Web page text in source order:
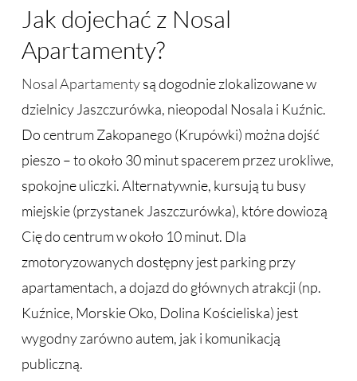
Jak dojechać z Nosal
Apartamenty?
Nosal Apartamentysą dogodnie zlokalizowane w
dzielnicy Jaszczurówka, nieopodal Nosala i Kuźnic.
Do centrum Zakopanego (Krupówki) można dojść
pieszo – to około 30 minut spacerem przez urokliwe,
spokojne uliczki. Alternatywnie, kursują tu busy
miejskie (przystanek Jaszczurówka), które dowiozą
Cię do centrum w około 10 minut. Dla
zmotoryzowanych dostępny jest parking przy
apartamentach, a dojazd do głównych atrakcji (np.
Kuźnice, Morskie Oko, Dolina Kościeliska) jest
wygodny zarówno autem, jak i komunikacją
publiczną.